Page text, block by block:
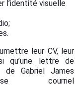
l’identité visuelle
leur CV, leur
qu’une lettre de
de Gabriel James
courriel